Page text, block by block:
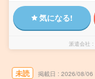
気になる!
派遣会社
未読 掲載日 2026/08/06